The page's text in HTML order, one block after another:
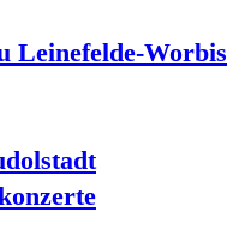
Leinefelde-Worbis